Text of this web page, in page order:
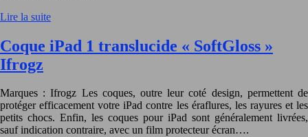
Lire la suite
Coque iPad 1 translucide « SoftGloss »
Ifrogz
Marques : Ifrogz Les coques, outre leur coté design, permettent de
protéger efficacement votre iPad contre les éraflures, les rayures et les
petits chocs. Enfin, les coques pour iPad sont généralement livrées,
sauf indication contraire, avec un film protecteur écran….